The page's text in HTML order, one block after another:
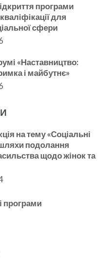
програми
для
сфери
«Наставництво:
і майбутнє»
на тему «Соціальні
подолання
щодо жінок та
програми